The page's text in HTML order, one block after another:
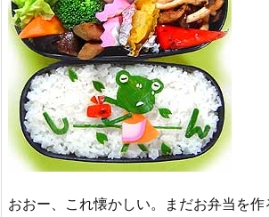
おおー、これ懐かしい。まだお弁当を作